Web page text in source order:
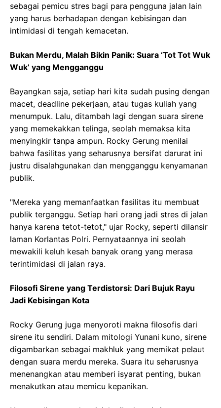
sebagai pemicu stres bagi para pengguna jalan lain
yang harus berhadapan dengan kebisingan dan
intimidasi di tengah kemacetan.
Bukan Merdu, Malah Bikin Panik: Suara ‘Tot Tot Wuk
Wuk’ yang Mengganggu
Bayangkan saja, setiap hari kita sudah pusing dengan
macet, deadline pekerjaan, atau tugas kuliah yang
menumpuk. Lalu, ditambah lagi dengan suara sirene
yang memekakkan telinga, seolah memaksa kita
menyingkir tanpa ampun. Rocky Gerung menilai
bahwa fasilitas yang seharusnya bersifat darurat ini
justru disalahgunakan dan mengganggu kenyamanan
publik.
"Mereka yang memanfaatkan fasilitas itu membuat
publik terganggu. Setiap hari orang jadi stres di jalan
hanya karena tetot-tetot," ujar Rocky, seperti dilansir
laman Korlantas Polri. Pernyataannya ini seolah
mewakili keluh kesah banyak orang yang merasa
terintimidasi di jalan raya.
Filosofi Sirene yang Terdistorsi: Dari Bujuk Rayu
Jadi Kebisingan Kota
Rocky Gerung juga menyoroti makna filosofis dari
sirene itu sendiri. Dalam mitologi Yunani kuno, sirene
digambarkan sebagai makhluk yang memikat pelaut
dengan suara merdu mereka. Suara itu seharusnya
menenangkan atau memberi isyarat penting, bukan
menakutkan atau memicu kepanikan.